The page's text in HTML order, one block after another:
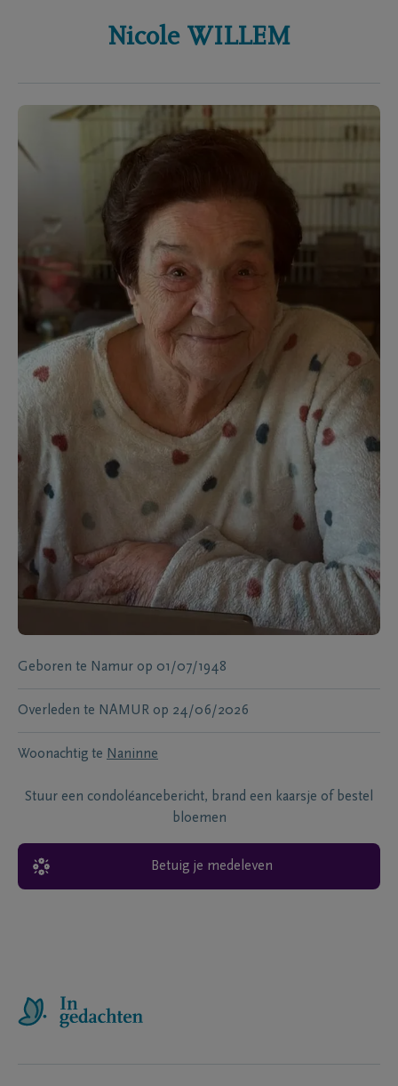
Nicole WILLEM
Geboren te Namur op 01/07/1948
Overleden te NAMUR op 24/06/2026
Woonachtig te Naninne
Stuur een condoléancebericht, brand een kaarsje of bestel
bloemen
Betuig je medeleven